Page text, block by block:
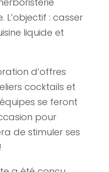
L’objectif : casser
liquide et
d’offres
cocktails et
se feront
pour
de stimuler ses